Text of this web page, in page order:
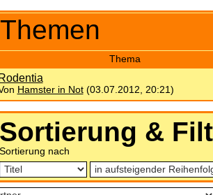
Themen
Thema
Rodentia
Hamster in Not(03.07.2012, 20:21)
Sortierung &
Sortierung nach